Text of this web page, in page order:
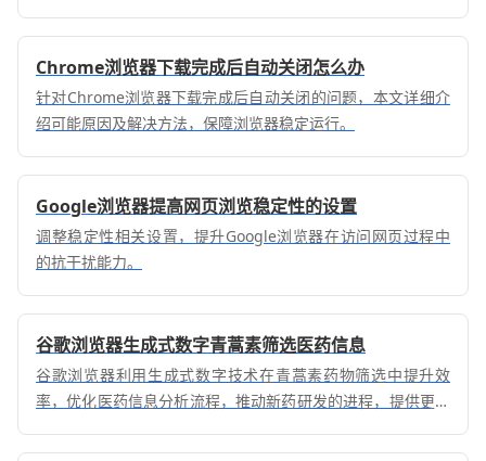
Chrome浏览器下载完成后自动关闭怎么办
针对Chrome浏览器下载完成后自动关闭的问题，本文详细介
绍可能原因及解决方法，保障浏览器稳定运行。
Google浏览器提高网页浏览稳定性的设置
调整稳定性相关设置，提升Google浏览器在访问网页过程中
的抗干扰能力。
谷歌浏览器生成式数字青蒿素筛选医药信息
谷歌浏览器利用生成式数字技术在青蒿素药物筛选中提升效
率，优化医药信息分析流程，推动新药研发的进程，提供更加